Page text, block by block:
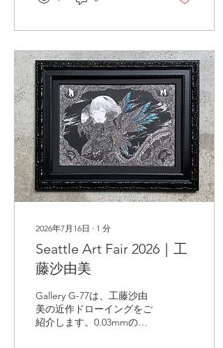
るアザミや風格ある古木、
に新たな存在感を与え、一
つひとつの生命の個性を鮮
やかに描き出します。繊細
な線、抑制された色彩、そ
して効果的に用いられた金
彩が画面に豊かな表情をも
たらし、見慣れた自然の中
に潜む美しさや力強さをあ
らためて感じさせます。
2026年7月16日 ∙ 1 分
Seattle Art Fair 2026｜工
藤沙由美
Gallery G-77は、工藤沙由
美の近作ドローイングをご
紹介します。0.03mmの顔